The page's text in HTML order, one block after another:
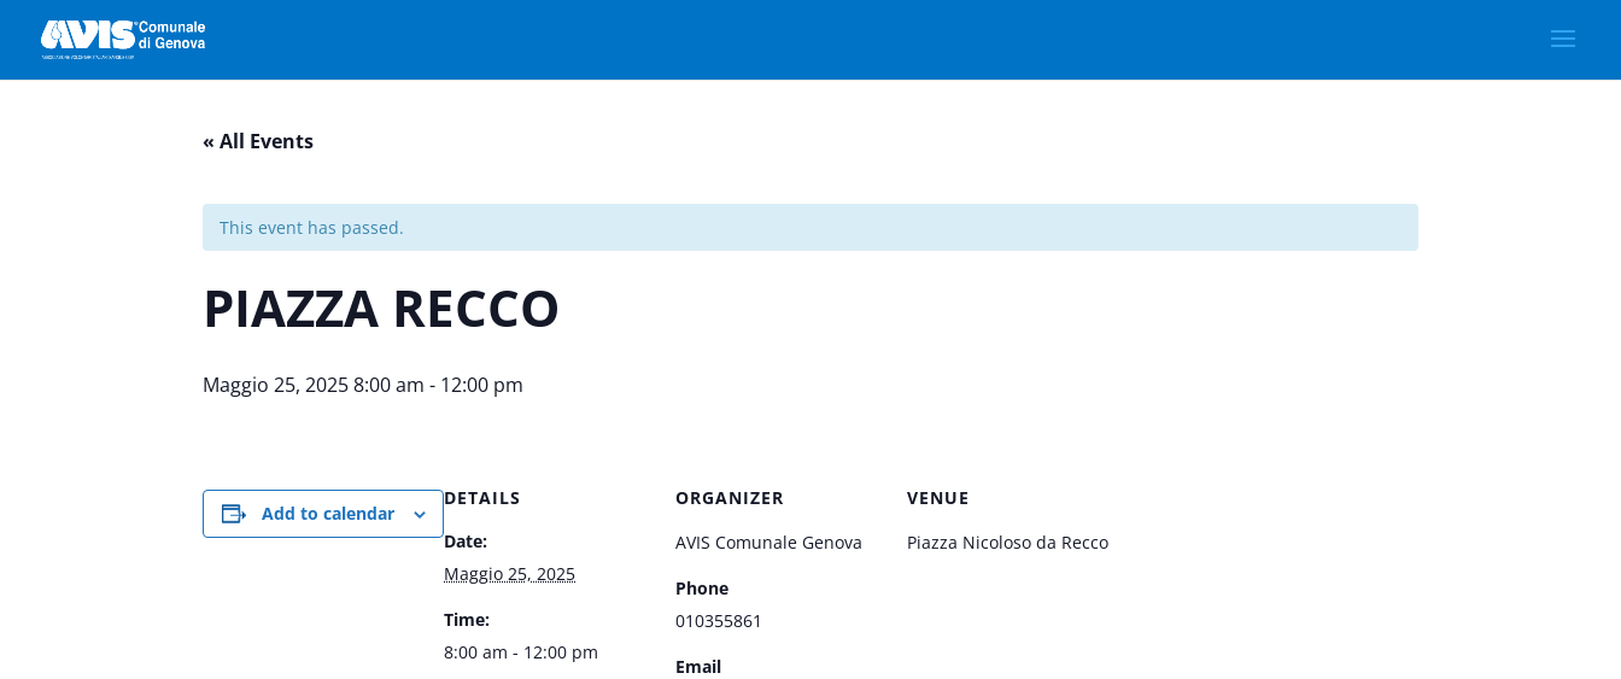
« All Events
This event has passed.
PIAZZA RECCO
Maggio 25, 2025 8:00 am - 12:00 pm
Add to calendar
DETAILS
Date:
Maggio 25, 2025
Time:
8:00 am - 12:00 pm
ORGANIZER
AVIS Comunale Genova
Phone
010355861
Email
VENUE
Piazza Nicoloso da Recco